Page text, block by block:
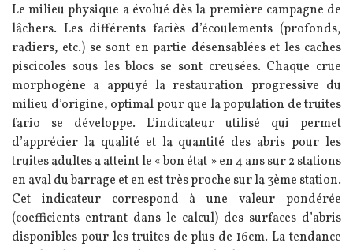
Le milieu physique a évolué dès la première campagne de
lâchers. Les différents faciès d’écoulements (profonds,
radiers, etc.) se sont en partie désensablées et les caches
piscicoles sous les blocs se sont creusées. Chaque crue
morphogène a appuyé la restauration progressive du
milieu d’origine, optimal pour que la population de truites
fario se développe. L’indicateur utilisé qui permet
d’apprécier la qualité et la quantité des abris pour les
truites adultes a atteint le « bon état » en 4 ans sur 2 stations
en aval du barrage et en est très proche sur la 3ème station.
Cet indicateur correspond à une valeur pondérée
(coefficients entrant dans le calcul) des surfaces d’abris
disponibles pour les truites de plus de 16cm. La tendance